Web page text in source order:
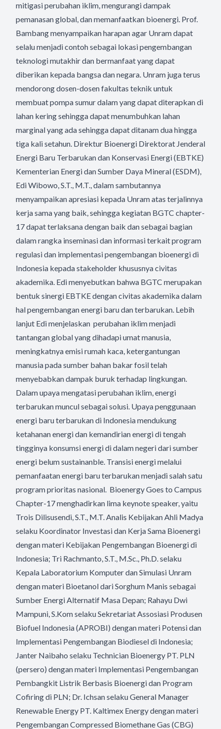
mitigasi perubahan iklim, mengurangi dampak
pemanasan global, dan memanfaatkan bioenergi. Prof.
Bambang menyampaikan harapan agar Unram dapat
selalu menjadi contoh sebagai lokasi pengembangan
teknologi mutakhir dan bermanfaat yang dapat
diberikan kepada bangsa dan negara. Unram juga terus
mendorong dosen-dosen fakultas teknik untuk
membuat pompa sumur dalam yang dapat diterapkan di
lahan kering sehingga dapat menumbuhkan lahan
marginal yang ada sehingga dapat ditanam dua hingga
tiga kali setahun. Direktur Bioenergi Direktorat Jenderal
Energi Baru Terbarukan dan Konservasi Energi (EBTKE)
Kementerian Energi dan Sumber Daya Mineral (ESDM),
Edi Wibowo, S.T., M.T., dalam sambutannya
menyampaikan apresiasi kepada Unram atas terjalinnya
kerja sama yang baik, sehingga kegiatan BGTC chapter-
17 dapat terlaksana dengan baik dan sebagai bagian
dalam rangka inseminasi dan informasi terkait program
regulasi dan implementasi pengembangan bioenergi di
Indonesia kepada stakeholder khususnya civitas
akademika. Edi menyebutkan bahwa BGTC merupakan
bentuk sinergi EBTKE dengan civitas akademika dalam
hal pengembangan energi baru dan terbarukan. Lebih
lanjut Edi menjelaskan perubahan iklim menjadi
tantangan global yang dihadapi umat manusia,
meningkatnya emisi rumah kaca, ketergantungan
manusia pada sumber bahan bakar fosil telah
menyebabkan dampak buruk terhadap lingkungan.
Dalam upaya mengatasi perubahan iklim, energi
terbarukan muncul sebagai solusi. Upaya penggunaan
energi baru terbarukan di Indonesia mendukung
ketahanan energi dan kemandirian energi di tengah
tingginya konsumsi energi di dalam negeri dari sumber
energi belum sustainanble. Transisi energi melalui
pemanfaatan energi baru terbarukan menjadi salah satu
program prioritas nasional. Bioenergy Goes to Campus
Chapter-17 menghadirkan lima keynote speaker, yaitu
Trois Dilisusendi, S.T., M.T. Analis Kebijakan Ahli Madya
selaku Koordinator Investasi dan Kerja Sama Bioenergi
dengan materi Kebijakan Pengembangan Bioenergi di
Indonesia; Tri Rachmanto, S.T., M.Sc., Ph.D. selaku
Kepala Laboratorium Komputer dan Simulasi Unram
dengan materi Bioetanol dari Sorghum Manis sebagai
Sumber Energi Alternatif Masa Depan; Rahayu Dwi
Mampuni, S.Kom selaku Sekretariat Assosiasi Produsen
Biofuel Indonesia (APROBI) dengan materi Potensi dan
Implementasi Pengembangan Biodiesel di Indonesia;
Janter Naibaho selaku Technician Bioenergy PT. PLN
(persero) dengan materi Implementasi Pengembangan
Pembangkit Listrik Berbasis Bioenergi dan Program
Cofiring di PLN; Dr. Ichsan selaku General Manager
Renewable Energy PT. Kaltimex Energy dengan materi
Pengembangan Compressed Biomethane Gas (CBG)